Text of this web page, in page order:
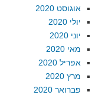
אוגוסט 2020
יולי 2020
יוני 2020
מאי 2020
אפריל 2020
מרץ 2020
פברואר 2020